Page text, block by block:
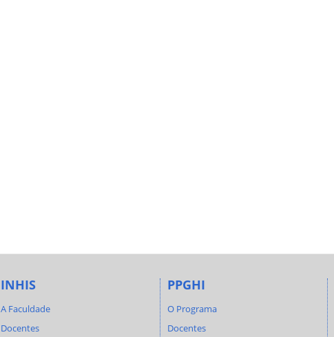
INHIS
A Faculdade
Docentes
PPGHI
O Programa
Docentes